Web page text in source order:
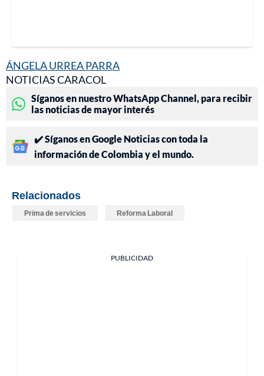
ÁNGELA URREA PARRA
NOTICIAS CARACOL
Síganos en nuestro WhatsApp Channel, para recibir
las noticias de mayor interés
✔️ Síganos en Google Noticias con toda la
información de Colombia y el mundo.
Relacionados
Prima de servicios Reforma Laboral
PUBLICIDAD